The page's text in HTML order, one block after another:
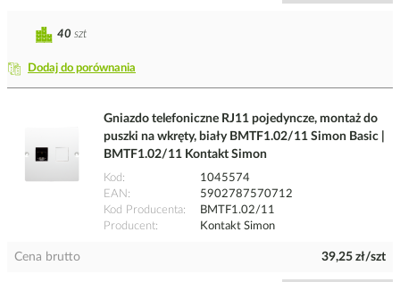
Dodaj do porównania
40 szt
Gniazdo telefoniczne RJ11 pojedyncze, montaż do
puszki na wkręty, biały BMTF1.02/11 Simon Basic |
BMTF1.02/11 Kontakt Simon
Kod
1045574
EAN
5902787570712
Kod Producenta
BMTF1.02/11
Producent
Kontakt Simon
Cena brutto 39,25 zł/szt